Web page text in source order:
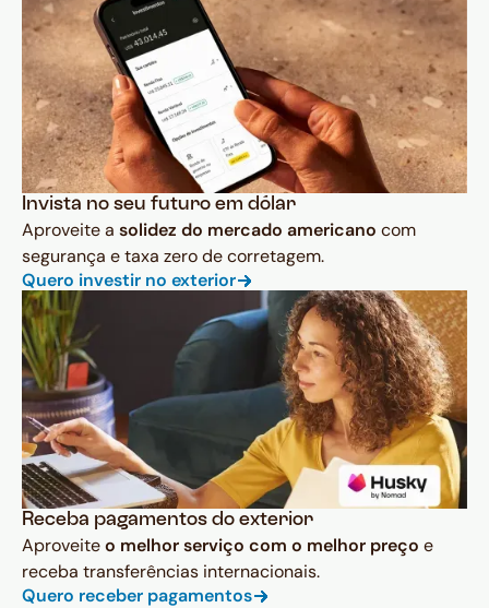
Invista no seu futuro em dólar
Aproveite a solidez do mercado americano com
segurança e taxa zero de corretagem.
Quero investir no exterior
Receba pagamentos do exterior
Aproveiteo melhor serviço com o melhor preço e
receba transferências internacionais.
Quero receber pagamentos